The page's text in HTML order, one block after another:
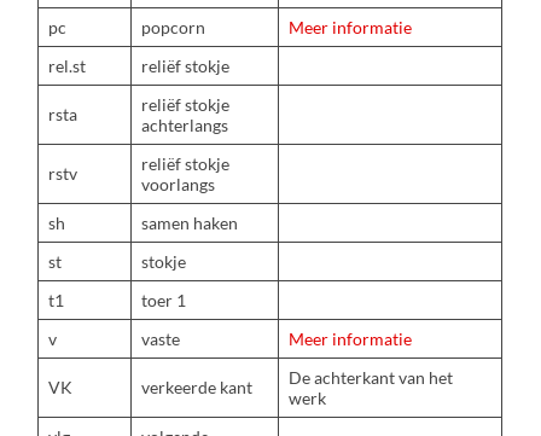
pc
popcorn
Meer informatie
rel.st
reliëf stokje
rsta
reliëf stokje
achterlangs
rstv
reliëf stokje
voorlangs
sh
samen haken
st
stokje
t1
toer 1
v
vaste Meer informatie
VK verkeerde kant
De achterkant van het
werk